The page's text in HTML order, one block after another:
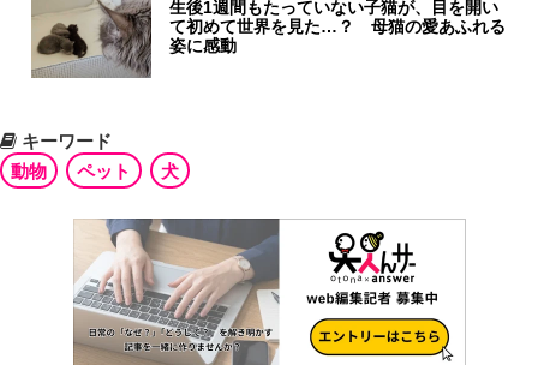
生後1週間もたっていない子猫が、目を開い
て初めて世界を見た…？ 母猫の愛あふれる
姿に感動
キーワード
動物
ペット 犬